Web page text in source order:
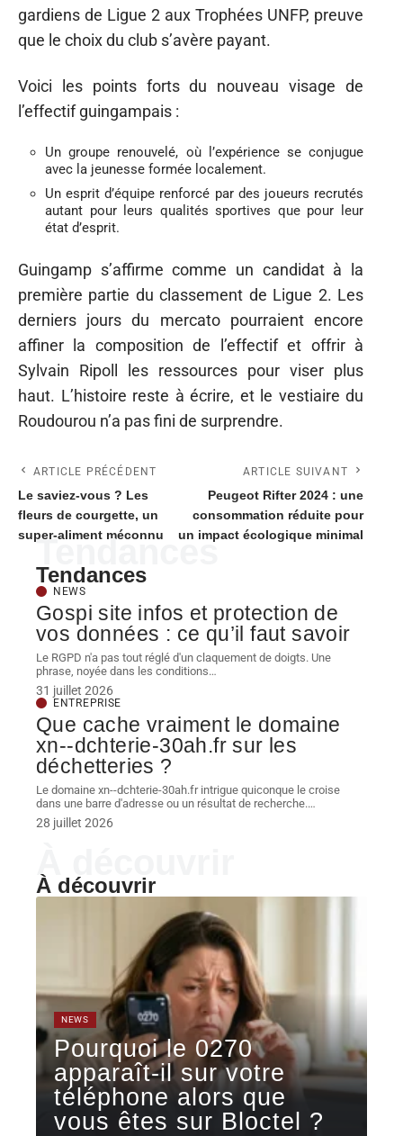
gardiens de Ligue 2 aux Trophées UNFP, preuve
que le choix du club s’avère payant.
Voici les points forts du nouveau visage de
l’effectif guingampais :
Un groupe renouvelé, où l’expérience se conjugue
avec la jeunesse formée localement.
Un esprit d’équipe renforcé par des joueurs recrutés
autant pour leurs qualités sportives que pour leur
état d’esprit.
Guingamp s’affirme comme un candidat à la
première partie du classement de Ligue 2. Les
derniers jours du mercato pourraient encore
affiner la composition de l’effectif et offrir à
Sylvain Ripoll les ressources pour viser plus
haut. L’histoire reste à écrire, et le vestiaire du
Roudourou n’a pas fini de surprendre.
ARTICLE PRÉCÉDENT
Le saviez-vous ? Les
fleurs de courgette, un
super-aliment méconnu
ARTICLE SUIVANT
Peugeot Rifter 2024 : une
consommation réduite pour
un impact écologique minimal
Tendances
Tendances
NEWS
Gospi site infos et protection de
vos données : ce qu’il faut savoir
Le RGPD n'a pas tout réglé d'un claquement de doigts. Une
phrase, noyée dans les conditions…
31 juillet 2026
ENTREPRISE
Que cache vraiment le domaine
xn--dchterie-30ah.fr sur les
déchetteries ?
Le domaine xn--dchterie-30ah.fr intrigue quiconque le croise
dans une barre d'adresse ou un résultat de recherche.…
28 juillet 2026
À découvrir
NEWS
Pourquoi le 0270
apparaît-il sur votre
téléphone alors que
vous êtes sur Bloctel ?